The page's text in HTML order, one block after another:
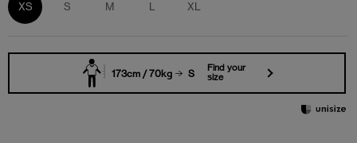
XS S M L XL
173cm / 70kg S
Find your
size